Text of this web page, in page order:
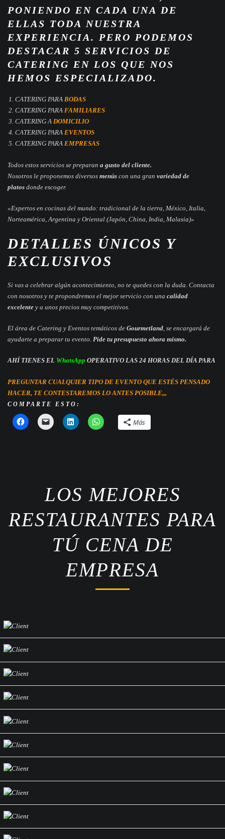
PONIENDO EN CADA UNA DE
ELLAS TODA NUESTRA
EXPERIENCIA. PERO PODEMOS
DESTACAR 5 SERVICIOS DE
CATERING EN LOS QUE NOS
HEMOS ESPECIALIZADO.
CATERING PARA BODAS
CATERING PARA FAMILIARES
CATERING A DOMICILIO
CATERING PARA EVENTOS
CATERING PARA EMPRESAS
Todos estos servicios se preparan a gusto del cliente.
Nosotros le proponemos diversos menús con una gran variedad de
platos donde escoger.
«Expertos en cocinas del mundo: tradicional de la tierra, México, Italia,
Norteamérica, Argentina y Oriental (Japón, China, India, Malasia)»
DETALLES ÚNICOS Y
EXCLUSIVOS
Si vas a celebrar algún acontecimiento, no te quedes con la duda. Contacta
con nosotros y te propondremos el mejor servicio con una calidad
excelente y a unos precios muy competitivos.
El área de Catering y Eventos temáticos de Gourmetland , se encargará de
ayudarte a preparar tu evento. Pide tu presupuesto ahora mismo.
AHÍ TIENES EL WhatsApp OPERATIVO LAS 24 HORAS DEL DÍA PARA
PREGUNTAR CUALQUIER TIPO DE EVENTO QUE ESTÉS PENSADO
HACER, TE CONTESTAREMOS LO ANTES POSIBLE,,,
COMPARTE ESTO:
Más
LOS MEJORES
RESTAURANTES PARA
TÚ CENA DE
EMPRESA